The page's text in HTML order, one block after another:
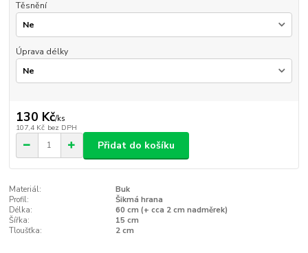
Těsnění
Úprava délky
130 Kč/ks
107,4 Kč bez DPH
Přidat do košíku
Materiál:
Buk
Profil:
Šikmá hrana
Délka:
60 cm (+ cca 2 cm nadměrek)
Šířka:
15 cm
Tloušťka:
2 cm